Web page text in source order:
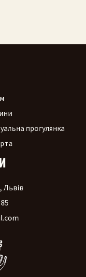
прогулянка
Львів